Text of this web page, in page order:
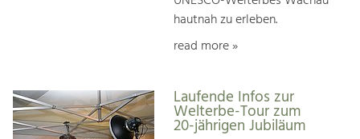
hautnah zu erleben.
read more »
Laufende Infos zur
Welterbe-Tour zum
20-jährigen Jubiläum